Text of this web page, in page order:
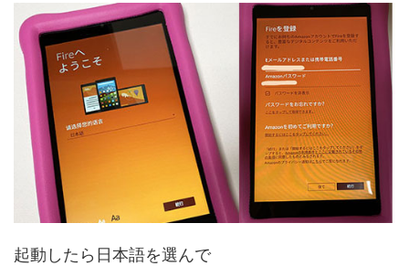
起動したら日本語を選んで